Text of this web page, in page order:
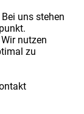
uns stehen
nutzen
zu